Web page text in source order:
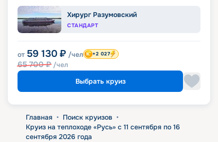
Хирург Разумовский
СТАНДАРТ
от 59 130 ₽ /чел
65 700₽ /чел
+2 027
Выбрать круиз
Главная • Поиск круизов •
Круиз на теплоходе «Русь» с 11 сентября по 16
сентября 2026 года